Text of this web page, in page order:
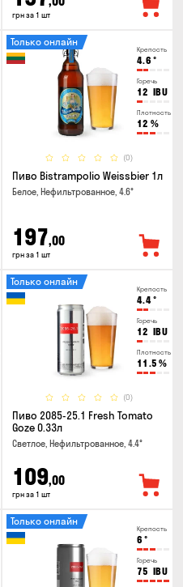
грн за 1 шт
Крепость
4.6 °
Горечь
12 IBU
Плотность
12 %
(0)
Только онлайн
Пиво Bistrampolio Weissbier 1л
Белое, Нефильтрованное, 4.6°
197,00
грн за 1 шт
Крепость
4.4°
Горечь
12 IBU
Плотность
11.5 %
(0)
Только онлайн
Пиво 2085-25.1 Fresh Tomato
Goze 0.33л
Светлое, Нефильтрованное, 4.4°
109,00
грн за 1 шт
Крепость
6 °
Горечь
75 IBU
Только онлайн